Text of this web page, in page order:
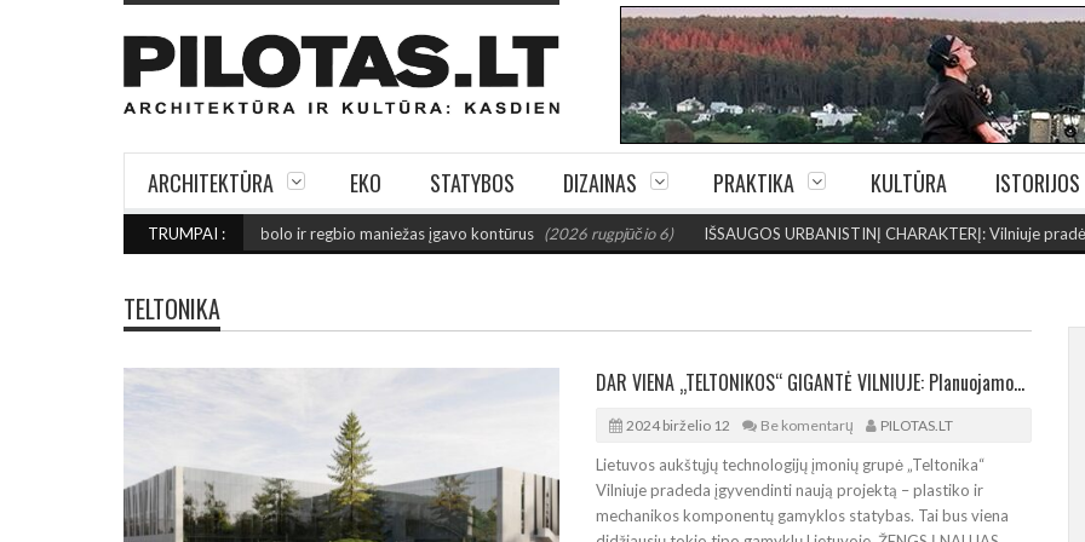
ARCHITEKTŪRA EKO STATYBOS DIZAINAS PRAKTIKA KULTŪRA ISTORIJOS
TRUMPAI :
PRIE FINIŠO: Šiaulių futbolo ir regbio maniežas įgavo kontūrus (2026 rugpjūčio 6) IŠSAUGOS URBANISTINĮ CHARAKTERĮ: Vilniuje pradėtas
TELTONIKA
DAR VIENA „TELTONIKOS“ GIGANTĖ VILNIUJE: Planuojamos gamyklos plotas – per 27.000 m²
2024 birželio 12 Be komentarų PILOTAS.LT
Lietuvos aukštųjų technologijų įmonių grupė „Teltonika“
Vilniuje pradeda įgyvendinti naują projektą – plastiko ir
mechanikos komponentų gamyklos statybas. Tai bus viena